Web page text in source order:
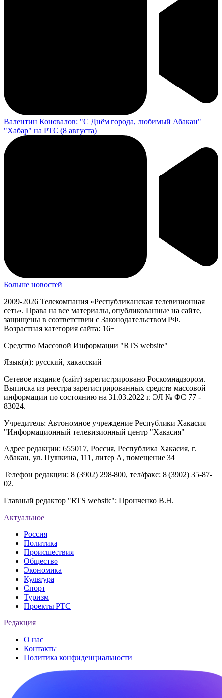
Валентин Коновалов: "С Днём города, любимый Абакан"
"Хабар" на РТС (8 августа)
Больше новостей
2009-2026 Телекомпания «Республиканская телевизионная
сеть». Права на все материалы, опубликованные на сайте,
защищены в соответствии с Законодательством РФ.
Возрастная категория сайта: 16+
Средство Массовой Информации "RTS website"
Язык(и): русский, хакасский
Сетевое издание (сайт) зарегистрировано Роскомнадзором.
Выписка из реестра зарегистрированных средств массовой
информации по состоянию на 31.03.2022 г. ЭЛ № ФС 77 -
83024.
Учредитель: Автономное учреждение Республики Хакасия
"Информационный телевизионный центр "Хакасия"
Адрес редакции: 655017, Россия, Республика Хакасия, г.
Абакан, ул. Пушкина, 111, литер А, помещение 34
Телефон редакции: 8 (3902) 298-800, тел/факс: 8 (3902) 35-87-
02.
Главный редактор "RTS website": Пронченко В.Н.
Актуальное
Россия
Политика
Происшествия
Общество
Экономика
Культура
Спорт
Туризм
Проекты РТС
Редакция
О нас
Контакты
Политика конфиденциальности